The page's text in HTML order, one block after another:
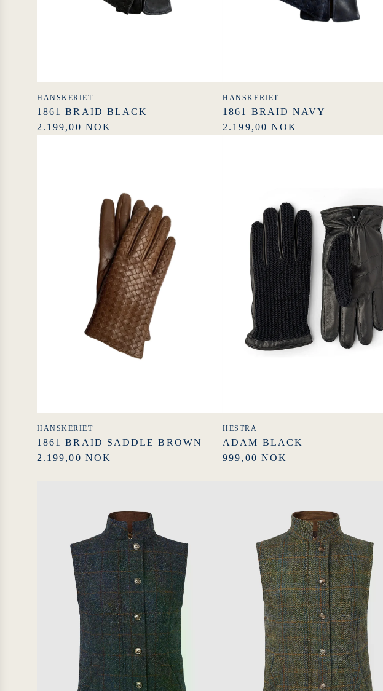
HANSKERIET
1861 BRAID BLACK
2.199,00 NOK
HANSKERIET
1861 BRAID NAVY
2.199,00 NOK
HANSKERIET
1861 BRAID SADDLE BROWN
2.199,00 NOK
HESTRA
ADAM BLACK
999,00 NOK